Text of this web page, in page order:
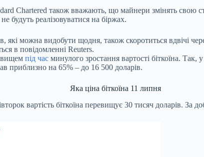
Chartered також вважають, що майнери змінять свою
будуть реалізовуватися на біржах.
які можна видобути щодня, також скоротиться вдвічі
в повідомленні Reuters.
під час минулого зростання вартості біткоїна.
приблизно на 65% – до 16 500 доларів.
Яка ціна біткоїна 11 липня
вартість біткоїна перевищує 30 тисяч доларів. За